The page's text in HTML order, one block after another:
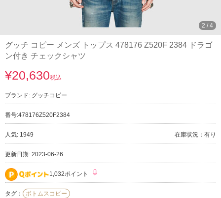
3 / 4
グッチ コピー メンズ トップス ‎478176 Z520F 2384 ドラゴ
ン付き チェックシャツ
¥20,630税込
ブランド: グッチコピー
番号:478176Z520F2384
人気: 1949 在庫状況：有り
更新日期: 2023-06-26
1,032ポイント
タグ： ボトムスコピー